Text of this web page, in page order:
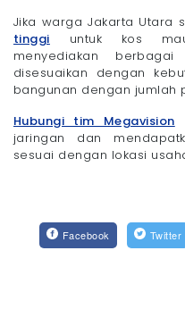
Jika warga Jakarta Utara
tinggi untuk kos
menyediakan
disesuaikan dengan
bangunan dengan jumlah
Hubungi tim Megavision
jaringan dan
sesuai dengan lokasi
Facebook Twitter